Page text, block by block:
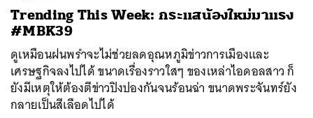
Trending This Week: กระแสน้องใหม่มาแรง
#MBK39
ดูเหมือนฝนพรำจะไม่ช่วยลดอุณหภูมิข่าวการเมืองและ
เศรษฐกิจลงไปได้ ขนาดเรื่องราวใสๆ ของเหล่าไอดอลสาว ก็
ยังมีเหตุให้ต้องตีข่าวปิงปองกันจนร้อนฉ่า ขนาดพระจันทร์ยัง
กลายเป็นสีเลือดไปได้